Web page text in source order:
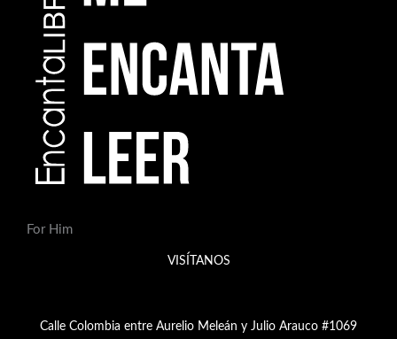
For Him
VISÍTANOS
Calle Colombia entre Aurelio Meleán y Julio Arauco #1069